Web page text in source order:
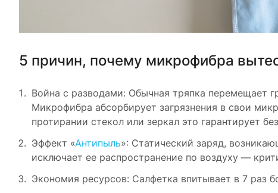
5 причин, почему микрофибра
Война с разводами: Обычная тряпка перемещает
Микрофибра абсорбирует загрязнения в свои
протирании стекол или зеркал это гарантирует
Эффект «Антипыль»: Статический заряд,
исключает ее распространение по воздуху —
Экономия ресурсов: Салфетка впитывает в 7 раз